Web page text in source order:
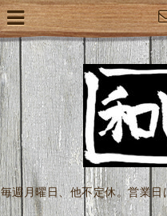
毎週月曜日、他不定休。営業